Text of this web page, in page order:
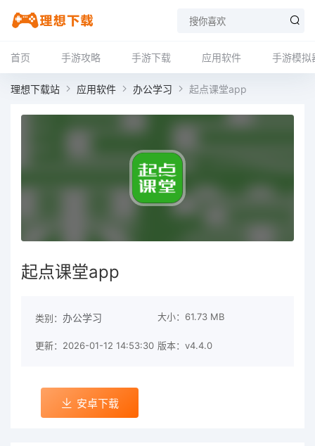
首页 手游攻略 手游下载 应用软件 手游模拟
理想下载站 应用软件 办公学习 起点课堂app
起点课堂app
类别： 办公学习 大小：61.73 MB
更新：2026-01-12 14:53:30 版本：v4.4.0
安卓下载